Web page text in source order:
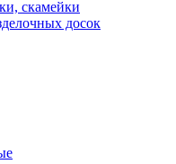
скамейки
досок